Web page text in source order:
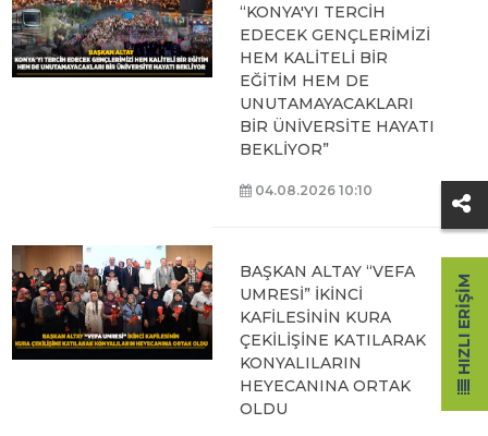
“KONYA'YI TERCİH
EDECEK GENÇLERİMİZİ
HEM KALİTELİ BİR
EĞİTİM HEM DE
UNUTAMAYACAKLARI
BİR ÜNİVERSİTE HAYATI
BEKLİYOR”
04.08.2026 10:10
BAŞKAN ALTAY “VEFA
UMRESİ” İKİNCİ
KAFİLESİNİN KURA
ÇEKİLİŞİNE KATILARAK
KONYALILARIN
HEYECANINA ORTAK
OLDU
HIZLI ERIŞIM